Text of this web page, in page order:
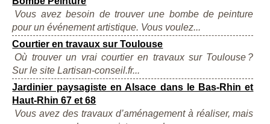
Vous avez besoin de trouver une bombe de peinture
pour un événement artistique. Vous voulez...
Courtier en travaux sur Toulouse
Où trouver un vrai courtier en travaux sur Toulouse ?
Sur le site Lartisan-conseil.fr...
Jardinier paysagiste en Alsace dans le Bas-Rhin et
Haut-Rhin 67 et 68
Vous avez des travaux d’aménagement à réaliser, mais